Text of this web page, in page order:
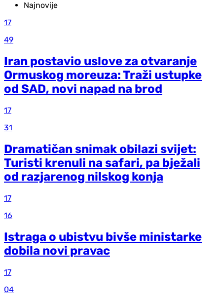
Najnovije
17
49
Iran postavio uslove za otvaranje
Ormuskog moreuza: Traži ustupke
od SAD, novi napad na brod
17
31
Dramatičan snimak obilazi svijet:
Turisti krenuli na safari, pa bježali
od razjarenog nilskog konja
17
16
Istraga o ubistvu bivše ministarke
dobila novi pravac
17
04